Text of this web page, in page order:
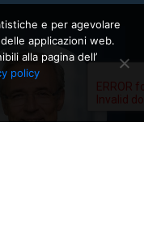
e per agevolare
applicazioni web.
alla pagina dell’
policy